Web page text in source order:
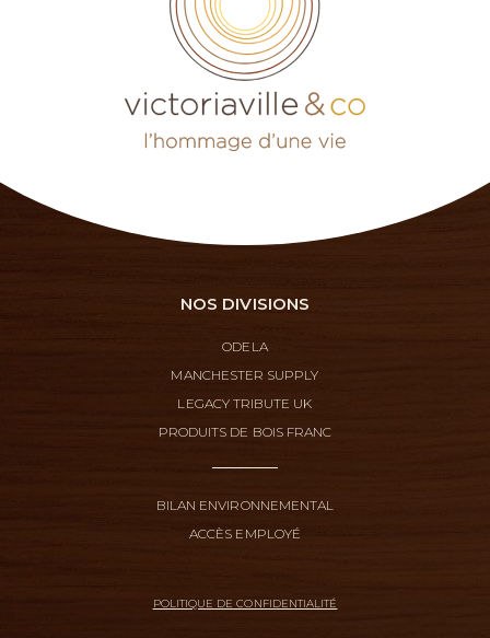
NOS DIVISIONS
ODELA
MANCHESTER SUPPLY
LEGACY TRIBUTE UK
PRODUITS DE BOIS FRANC
BILAN ENVIRONNEMENTAL
ACCÈS EMPLOYÉ
POLITIQUE DE CONFIDENTIALITÉ